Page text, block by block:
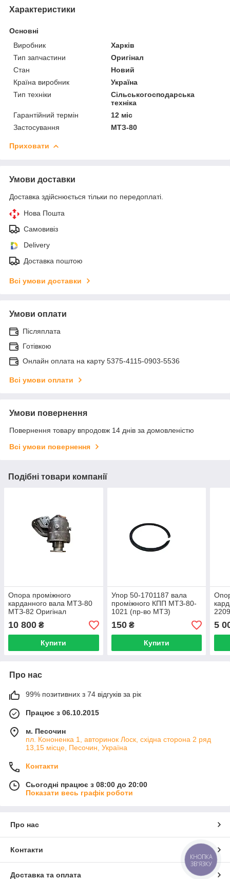
Характеристики
Основні
Виробник
Харків
Тип запчастини
Оригінал
Стан
Новий
Країна виробник
Україна
Тип техніки
Сільськогосподарська
техніка
Гарантійний термін
12 міс
Застосування
МТЗ-80
Приховати
Умови доставки
Доставка здійснюється тільки по передоплаті.
Нова Пошта
Самовивіз
Delivery
Доставка поштою
Всі умови доставки
Умови оплати
Післяплата
Готівкою
Онлайн оплата на карту 5375-4115-0903-5536
Всі умови оплати
Умови повернення
Повернення товару впродовж 14 днів за домовленістю
Всі умови повернення
Подібні товари компанії
Опора проміжного
карданного вала МТЗ-80
МТЗ-82 Оригінал
10 800 ₴
Купити
Упор 50-1701187 вала
проміжного КПП МТЗ-80-
1021 (пр-во МТЗ)
150₴
Купити
5
Про нас
99% позитивних з 74 відгуків за рік
Працює з 06.10.2015
м. Песочин
пл. Кононенка 1, авторинок Лоск, східна сторона 2 ряд
13,15 місце, Песочин, Україна
Контакти
Сьогодні працює з 08:00 до 20:00
Показати весь графік роботи
Про нас
Контакти
Доставка та оплата
КНОПКА
ЗВ'ЯЗКУ